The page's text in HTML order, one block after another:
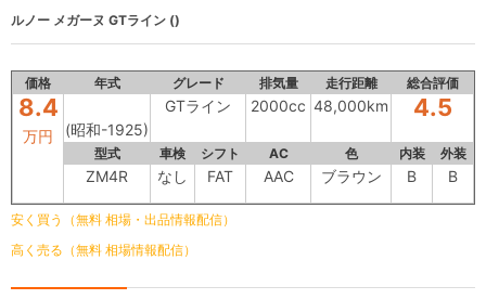
ルノー メガーヌ GTライン ()
価格 年式 グレード 排気量 走行距離 総合評価
8.4
万円 (昭和-1925)
GTライン 2000cc 48,000km 4.5
型式 車検 シフト AC 色 内装 外装
ZM4R なし FAT AAC ブラウン B B
安く買う（無料 相場・出品情報配信）
高く売る（無料 相場情報配信）